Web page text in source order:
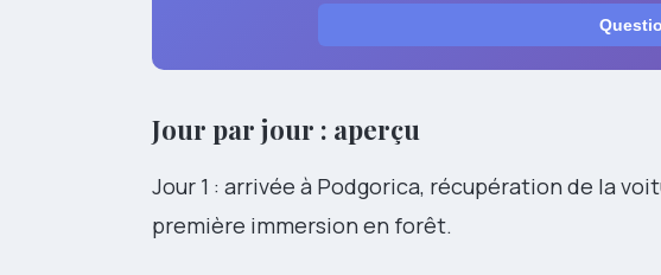
Jour par jour : aperçu
Jour 1 : arrivée à Podgorica, récupération de la
première immersion en forêt.